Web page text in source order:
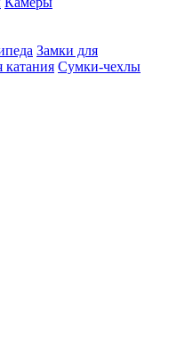
Замки для
Сумки-чехлы